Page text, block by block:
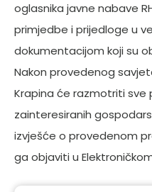
oglasnika javne nabave
primjedbe i prijedloge u
dokumentacijom koji su
Nakon provedenog
Krapina će razmotriti sve
zainteresiranih
izvješće o provedenom
ga objaviti u